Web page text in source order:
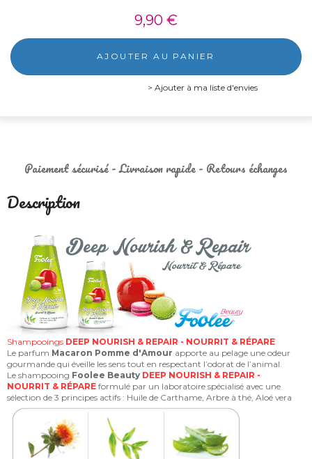
9,90 €
AJOUTER AU PANIER
Ajouter à ma liste d'envies
Paiement sécurisé - Livraison rapide - Retours échanges
Description
Shampooings DEEP NOURISH & REPAIR - NOURRIT & RÉPARE
Le parfum Macaron Pomme d'Amour apporte au pelage une odeur
gourmande qui éveille les sens tout en respectant l’odorat de l’animal.
Le shampooing Foolee Beauty DEEP NOURISH & REPAIR -
NOURRIT & RÉPARE formulé par un laboratoire spécialisé avec une
sélection de 3 principes actifs : Huile de Carthame, Arbre à thé, Aloé vera